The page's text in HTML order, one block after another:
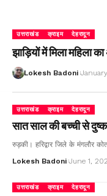
उत्तराखंड क्राइम देहरादून
झाड़ियों में मिला महिला
Lokesh Badoni
उत्तराखंड क्राइम देहरादून
सात साल की बच्ची से
रुड़की। हरिद्वार जिले के मंगलौर
Lokesh Badoni June 1,
उत्तराखंड क्राइम देहरादून